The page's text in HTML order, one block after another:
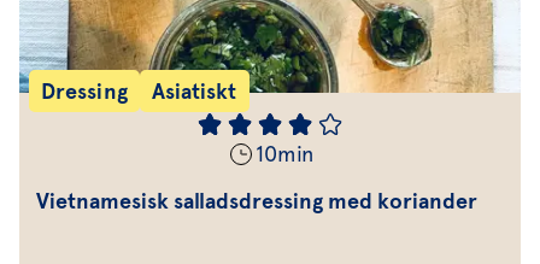
Dressing Asiatiskt
10min
Vietnamesisk salladsdressing med koriander